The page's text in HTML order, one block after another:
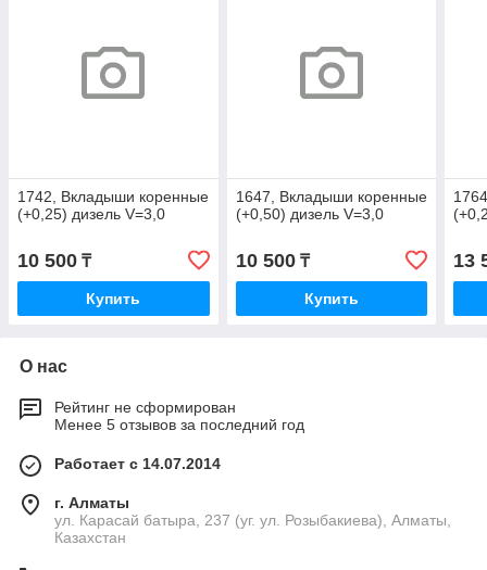
1742, Вкладыши коренные
(+0,25) дизель V=3,0
10 500 ₸
Купить
1647, Вкладыши коренные
(+0,50) дизель V=3,0
10 500₸
Купить
13
О нас
Рейтинг не сформирован
Менее 5 отзывов за последний год
Работает с 14.07.2014
г. Алматы
ул. Карасай батыра, 237 (уг. ул. Розыбакиева), Алматы,
Казахстан